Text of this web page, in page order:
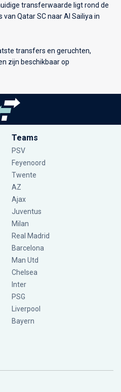
transferwaarde ligt rond de
Qatar SC naar Al Sailiya in
transfers en geruchten,
zijn beschikbaar op
Teams
PSV
Feyenoord
Twente
AZ
Ajax
Juventus
Milan
Real Madrid
Barcelona
Man Utd
Chelsea
Inter
PSG
Liverpool
Bayern